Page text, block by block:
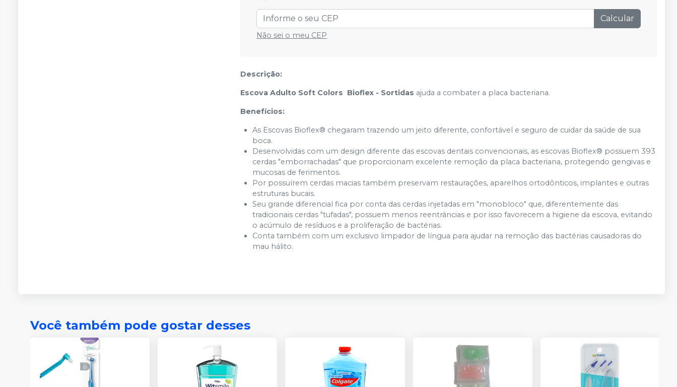
Calcular
Não sei o meu CEP
Descrição:
Escova Adulto Soft Colors Bioflex - Sortidas ajuda a combater a placa bacteriana.
Benefícios:
As Escovas Bioflex® chegaram trazendo um jeito diferente, confortável e seguro de cuidar da saúde de sua
boca.
Desenvolvidas com um design diferente das escovas dentais convencionais, as escovas Bioflex® possuem 393
cerdas "emborrachadas" que proporcionam excelente remoção da placa bacteriana, protegendo gengivas e
mucosas de ferimentos.
Por possuírem cerdas macias também preservam restaurações, aparelhos ortodônticos, implantes e outras
estruturas bucais.
Seu grande diferencial fica por conta das cerdas injetadas em "monobloco" que, diferentemente das
tradicionais cerdas "tufadas", possuem menos reentrâncias e por isso favorecem a higiene da escova, evitando
o acúmulo de resíduos e a proliferação de bactérias.
Conta também com um exclusivo limpador de língua para ajudar na remoção das bactérias causadoras do
mau hálito.
Você também pode gostar desses